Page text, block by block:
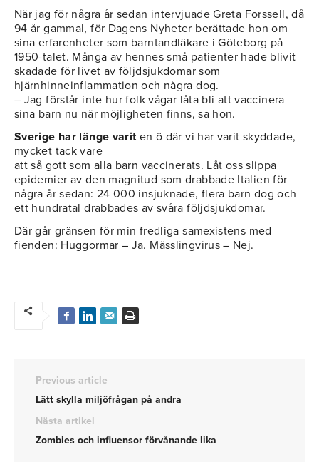
När jag för några år sedan intervjuade Greta Forssell, då
94 år gammal, för Dagens Nyheter berättade hon om
sina erfarenheter som barntandläkare i Göteborg på
1950-talet. Många av hennes små patienter hade blivit
skadade för livet av följdsjukdomar som
hjärnhinneinflammation och några dog.
– Jag förstår inte hur folk vågar låta bli att vaccinera
sina barn nu när möjligheten finns, sa hon.
Sverige har länge varit en ö där vi har varit skyddade,
mycket tack vare
att så gott som alla barn vaccinerats. Låt oss slippa
epidemier av den magnitud som drabbade Italien för
några år sedan: 24 000 insjuknade, flera barn dog och
ett hundratal drabbades av svåra följdsjukdomar.
Där går gränsen för min fredliga samexistens med
fienden: Huggormar – Ja. Mässlingvirus – Nej.
Previous article
Lätt skylla miljöfrågan på andra
Nästa artikel
Zombies och influensor förvånande lika